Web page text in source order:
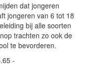
dat jongeren
jongeren van 6 tot 18
bij alle soorten
trachten zo ook de
te bevorderen.
-